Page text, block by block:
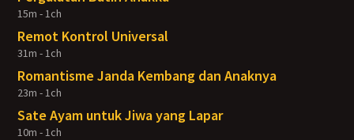
15m - 1ch
Remot Kontrol Universal
31m - 1ch
Romantisme Janda Kembang dan Anaknya
23m - 1ch
Sate Ayam untuk Jiwa yang Lapar
10m - 1ch